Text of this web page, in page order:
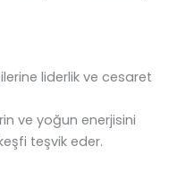
liderlik ve cesaret
ve yoğun enerjisini
teşvik eder.